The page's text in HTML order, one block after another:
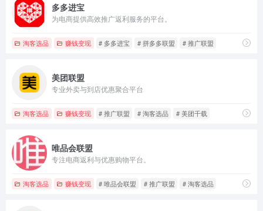
多多进宝
为电商提供高效推广返利服务的平台。
淘客选品 赚钱变现 # 多多进宝 # 拼多多联盟 # 推广联盟
美团联盟
专业外卖与到店优惠聚合平台
淘客选品 赚钱变现 # 推广联盟 # 淘客选品 # 美团千载
唯品会联盟
专注电商返利与优惠购物平台。
淘客选品 赚钱变现 # 唯品会联盟 # 推广联盟 # 淘客选品